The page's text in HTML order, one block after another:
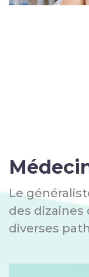
Le
des
diverses